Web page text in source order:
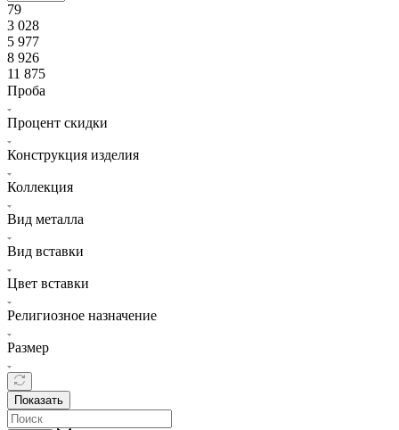
79
3 028
5 977
8 926
11 875
Проба
Процент скидки
Конструкция изделия
Коллекция
Вид металла
Вид вставки
Цвет вставки
Религиозное назначение
Размер
Показать